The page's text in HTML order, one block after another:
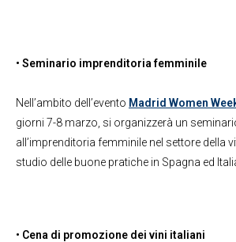
• Seminario imprenditoria femminile
Nell’ambito dell’evento Madrid Women
giorni 7-8 marzo, si organizzerà un
all’imprenditoria femminile nel settore della
studio delle buone pratiche in Spagna ed
• Cena di promozione dei vini italiani